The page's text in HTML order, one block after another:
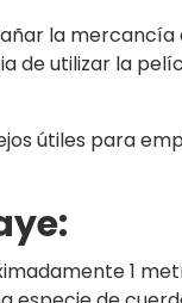
la mercancía
de utilizar la
útiles para
1